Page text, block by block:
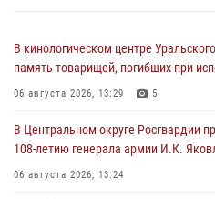
В кинологическом центре
память товарищей, погибших при
06 августа 2026, 13:29 5
В Центральном округе Росгвардии
108‑летию генерала армии И.К.
06 августа 2026, 13:24